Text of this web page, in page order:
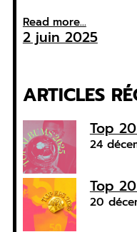
Read more...
2 juin 2025
ARTICLES
Top
24
Top
20